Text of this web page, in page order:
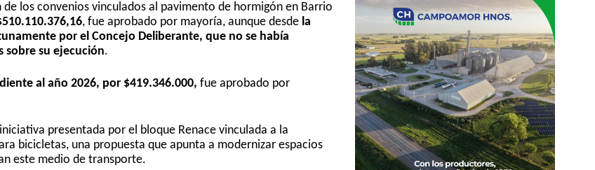
los convenios vinculados al pavimento de hormigón en Barrio
, fue aprobado por mayoría, aunque desde la
por el Concejo Deliberante, que no se había
su ejecución.
al año 2026, por $419.346.000, fue aprobado por
presentada por el bloque Renace vinculada a la
bicicletas, una propuesta que apunta a modernizar espacios
este medio de transporte.